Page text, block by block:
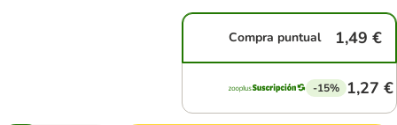
Compra puntual 1,49 €
-15% 1,27 €